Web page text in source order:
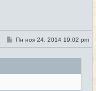
#17
С
о
б
е
Пн ноя 24, 2014 19:02 pm